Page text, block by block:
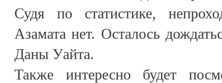
Судя по статистике,
Азамата нет. Осталось
Даны Уайта.
Также интересно будет